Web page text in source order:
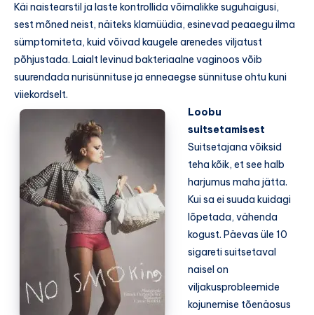
Käi naistearstil ja laste kontrollida võimalikke suguhaigusi,
sest mõned neist, näiteks klamüüdia, esinevad peaaegu ilma
sümptomiteta, kuid võivad kaugele arenedes viljatust
põhjustada. Laialt levinud bakteriaalne vaginoos võib
suurendada nurisünnituse ja enneaegse sünnituse ohtu kuni
viiekordselt.
Loobu
suitsetamisest
Suitsetajana võiksid
teha kõik, et see halb
harjumus maha jätta.
Kui sa ei suuda kuidagi
lõpetada, vähenda
kogust. Päevas üle 10
sigareti suitsetaval
naisel on
viljakusprobleemide
kojunemise tõenäosus